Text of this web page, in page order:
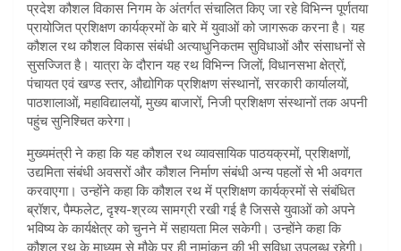
प्रदेश कौशल विकास निगम के अंतर्गत संचालित किए जा रहे विभिन्न पूर्णतया
प्रायोजित प्रशिक्षण कार्यक्रमों के बारे में युवाओं को जागरूक करना है। यह
कौशल रथ कौशल विकास संबंधी अत्याधुनिकतम सुविधाओं और संसाधनों से
सुसज्जित है। यात्रा के दौरान यह रथ विभिन्न जिलों, विधानसभा क्षेत्रों,
पंचायत एवं खण्ड स्तर, औद्योगिक प्रशिक्षण संस्थानों, सरकारी कार्यालयों,
पाठशालाओं, महाविद्यालयों, मुख्य बाजारों, निजी प्रशिक्षण संस्थानों तक अपनी
पहुंच सुनिश्चित करेगा।
मुख्यमंत्री ने कहा कि यह कौशल रथ व्यावसायिक पाठयक्रमों, प्रशिक्षणों,
उद्यमिता संबंधी अवसरों और कौशल निर्माण संबंधी अन्य पहलों से भी अवगत
करवाएगा। उन्होंने कहा कि कौशल रथ में प्रशिक्षण कार्यक्रमों से संबंधित
ब्रॉशर, पैम्फलेट, दृश्य-श्रव्य सामग्री रखी गई है जिससे युवाओं को अपने
भविष्य के कार्यक्षेत्र को चुनने में सहायता मिल सकेगी। उन्होंने कहा कि